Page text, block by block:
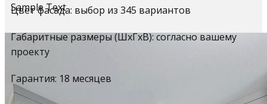
Sample Text
Цвет фасада: выбор из 345 вариантов
Габаритные размеры (ШхГхВ): согласно вашему
проекту
Гарантия: 18 месяцев